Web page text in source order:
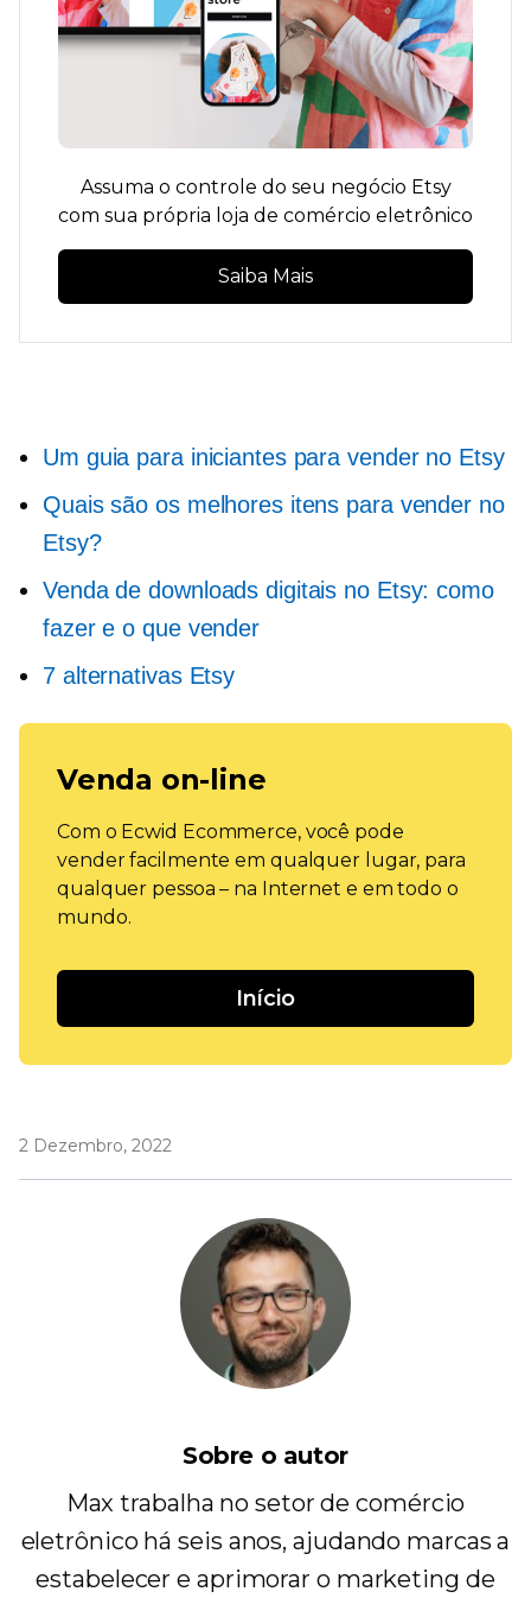
Assuma o controle do seu negócio Etsy
com sua própria loja de comércio eletrônico
Saiba Mais
Um guia para iniciantes para vender no Etsy
Quais são os melhores itens para vender no
Etsy?
Venda de downloads digitais no Etsy: como
fazer e o que vender
7 alternativas Etsy
Venda on-line
Com o Ecwid Ecommerce, você pode
vender facilmente em qualquer lugar, para
qualquer pessoa – na Internet e em todo o
mundo.
Início
2 Dezembro, 2022
Sobre o autor
Max trabalha no setor de comércio
eletrônico há seis anos, ajudando marcas a
estabelecer e aprimorar o marketing de